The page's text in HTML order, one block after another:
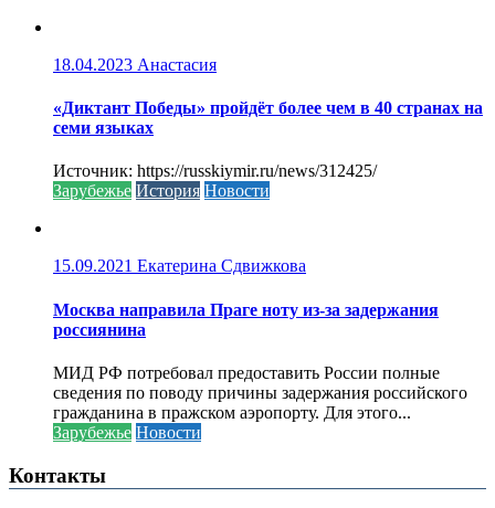
18.04.2023 Анастасия
«Диктант Победы» пройдёт более чем в 40 странах на
семи языках
Источник: https://russkiymir.ru/news/312425/
Зарубежье История Новости
15.09.2021 Екатерина Сдвижкова
Москва направила Праге ноту из-за задержания
россиянина
МИД РФ потребовал предоставить России полные
сведения по поводу причины задержания российского
гражданина в пражском аэропорту. Для этого...
Зарубежье Новости
Контакты